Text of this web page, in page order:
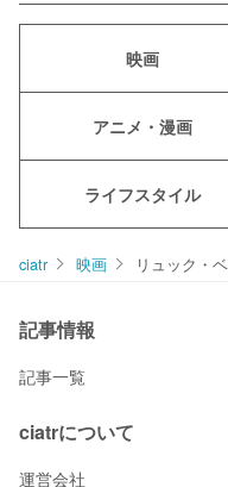
映画
アニメ・漫画
ライフスタイル
ciatr 映画 リュック・
記事情報
記事一覧
ciatrについて
運営会社